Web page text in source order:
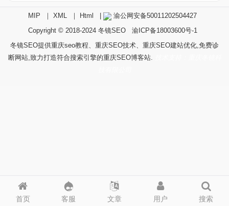
首页 客服 文章 用户 搜索
MIP ｜ XML ｜ Html
渝公网安备50011202504427
Copyright © 2018-2024 冬镜SEO
渝ICP备18003600号-1
冬镜SEO提供重庆seo教程、重庆SEO技术、重庆SEO建站优化,免费诊
断网站,致力打造符合搜索引擎的重庆SEO博客站.